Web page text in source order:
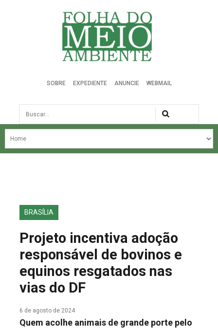
Folha do Meio Ambiente
SOBRE EXPEDIENTE ANUNCIE WEBMAIL
Busca
NOSSA HISTÓRIA
EDIÇÕES ANTERIORES
FALE CONOSCO
BRASÍLIA
Projeto incentiva adoção
responsável de bovinos e
equinos resgatados nas
vias do DF
6 de agosto de 2024
Quem acolhe animais de grande porte pelo